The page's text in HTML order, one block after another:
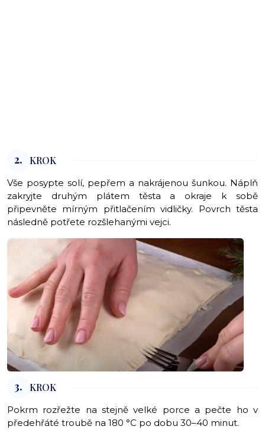
2. KROK
Vše posypte solí, pepřem a nakrájenou šunkou. Náplň
zakryjte druhým plátem těsta a okraje k sobě
připevněte mírným přitlačením vidličky. Povrch těsta
následně potřete rozšlehanými vejci.
3. KROK
Pokrm rozřežte na stejně velké porce a pečte ho v
předehřáté troubě na 180 °C po dobu 30–40 minut.